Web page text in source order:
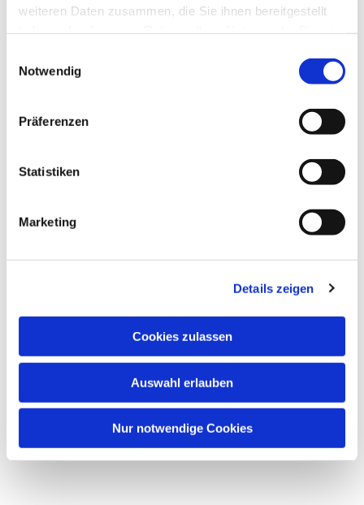
weiteren Daten zusammen, die Sie ihnen bereitgestellt
Notwendig
Präferenzen
Statistiken
Marketing
Details zeigen
Cookies zulassen
Auswahl erlauben
Nur notwendige Cookies
Dies könnte Sie auch